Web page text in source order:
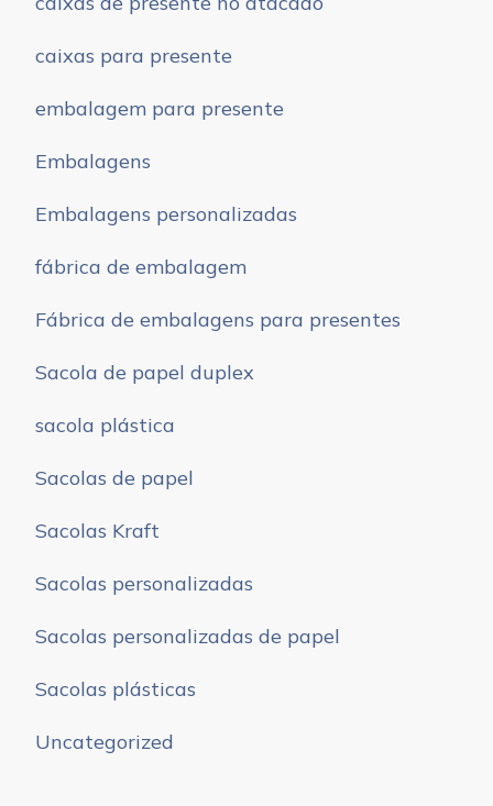
caixas para presente
embalagem para presente
Embalagens
Embalagens personalizadas
fábrica de embalagem
Fábrica de embalagens para presentes
Sacola de papel duplex
sacola plástica
Sacolas de papel
Sacolas Kraft
Sacolas personalizadas
Sacolas personalizadas de papel
Sacolas plásticas
Uncategorized